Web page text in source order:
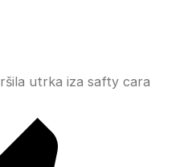
utrka iza safty cara